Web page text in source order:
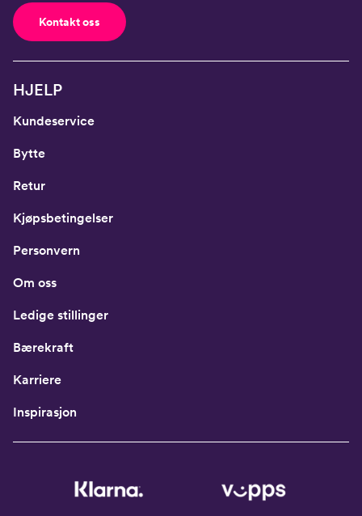
Kontakt oss
HJELP
Kundeservice
Bytte
Retur
Kjøpsbetingelser
Personvern
Om oss
Ledige stillinger
Bærekraft
Karriere
Inspirasjon